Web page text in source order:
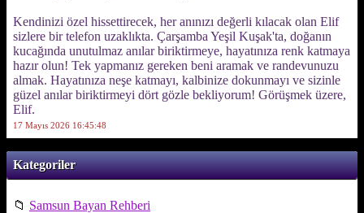
Kategoriler
📁 Samsun Bayan Rehberi
Kendinizi özel hissettirecek, her anınızı değerli kılacak olan Elif
sizlere bir telefon uzaklıkta. Çarşamba Yeşil Kuşak'ta, doğanın
kucağında unutulmaz anılar biriktirmeye, hayatınıza renk katmaya
hazır olun! Tek yapmanız gereken beni aramak ve randevunuzu
almak. Hayatınıza neşe katmayı, kalbinize dokunmayı ve sizinle
güzel anılar biriktirmeyi dört gözle bekliyorum! Görüşmek üzere,
Elif.
17 Mayıs 2026 16:45:48